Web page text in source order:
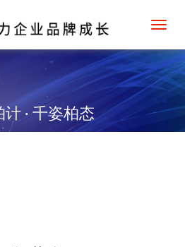
计 · 千姿柏态